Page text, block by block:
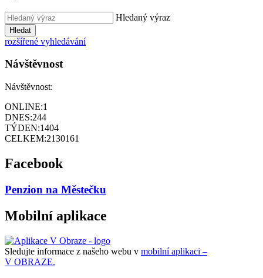
Hledaný výraz
Hledat
rozšířené vyhledávání
Návštěvnost
Návštěvnost:
ONLINE:1
DNES:244
TÝDEN:1404
CELKEM:2130161
Facebook
Penzion na Městečku
Mobilní aplikace
Sledujte informace z našeho webu v mobilní aplikaci –
V OBRAZE.